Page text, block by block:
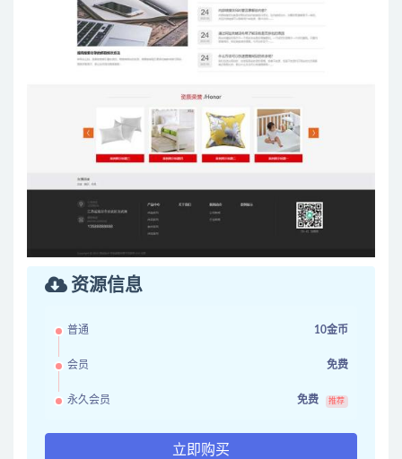
资源信息
普通 10金币
会员 免费
永久会员 免费 推荐
立即购买